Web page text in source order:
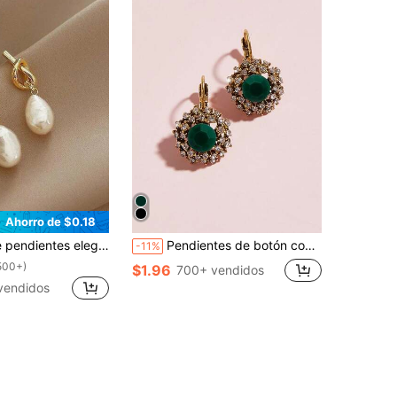
Ahorro de $0.18
de lujo y de diseño de minimalista con perlas anudadas -11% Pendientes de botón con strass
$1.96 700+ vendidos